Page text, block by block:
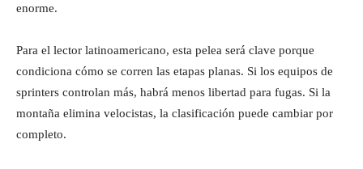
enorme.
Para el lector latinoamericano, esta pelea será clave porque
condiciona cómo se corren las etapas planas. Si los equipos de
sprinters controlan más, habrá menos libertad para fugas. Si la
montaña elimina velocistas, la clasificación puede cambiar por
completo.